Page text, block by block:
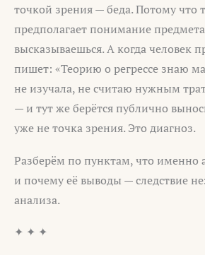
точкой зрения — беда. Потому что
предполагает понимание
высказываешься. А когда человек
пишет: «Теорию о регрессе знаю
не изучала, не считаю нужным
— и тут же берётся публично
уже не точка зрения. Это диагноз.
Разберём по пунктам, что именно
и почему её выводы — следствие
анализа.
✦ ✦ ✦